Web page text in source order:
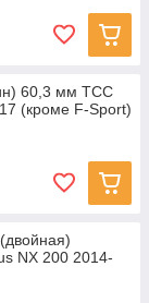
60,3 мм ТСС
(кроме F-Sport)
NX 200 2014-